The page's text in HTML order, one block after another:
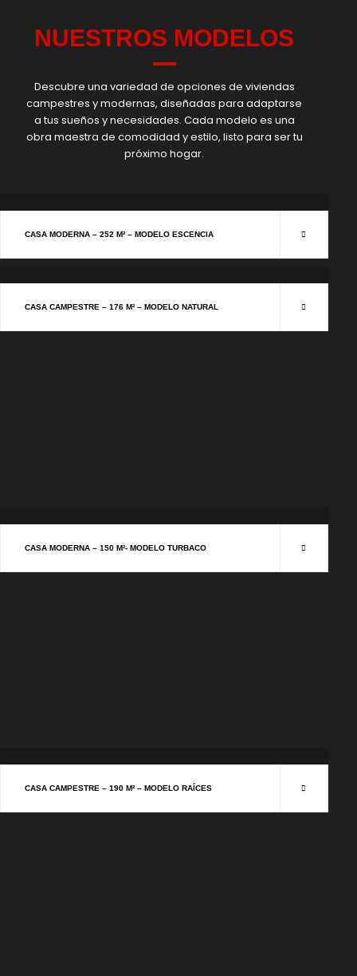
NUESTROS MODELOS
Descubre una variedad de opciones de viviendas
campestres y modernas, diseñadas para adaptarse
a tus sueños y necesidades. Cada modelo es una
obra maestra de comodidad y estilo, listo para ser tu
próximo hogar.
CASA MODERNA – 252 M² – MODELO ESCENCIA
CASA CAMPESTRE – 176 M² – MODELO NATURAL
CASA MODERNA – 150 M²- MODELO TURBACO
CASA CAMPESTRE – 190 M² – MODELO RAÍCES